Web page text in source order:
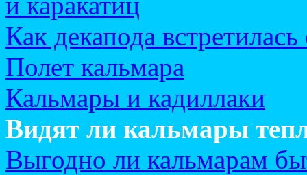
Как декапода
Полет кальмара
Кальмары и кадиллаки
Видят ли кальмары
Выгодно ли кальмарам